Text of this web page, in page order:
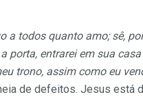
a todos quanto amo; sê,
entrarei em sua
trono, assim como eu
de defeitos. Jesus